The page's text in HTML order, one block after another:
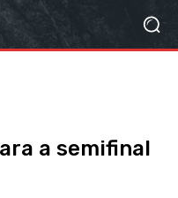
a semifinal